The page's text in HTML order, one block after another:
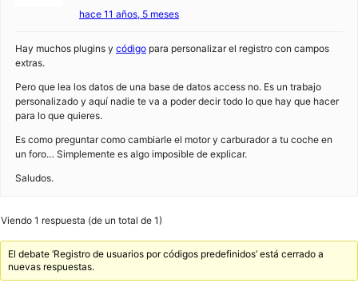
hace 11 años, 5 meses
Hay muchos plugins y código para personalizar el registro con campos
extras.
Pero que lea los datos de una base de datos access no. Es un trabajo
personalizado y aquí nadie te va a poder decir todo lo que hay que hacer
para lo que quieres.
Es como preguntar como cambiarle el motor y carburador a tu coche en
un foro… Simplemente es algo imposible de explicar.
Saludos.
Viendo 1 respuesta (de un total de 1)
El debate ‘Registro de usuarios por códigos predefinidos’ está cerrado a
nuevas respuestas.